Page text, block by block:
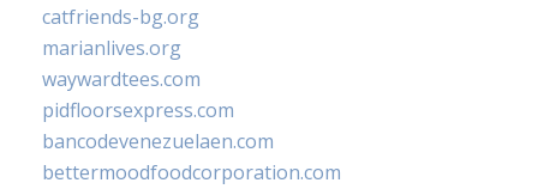
catfriends-bg.org
marianlives.org
waywardtees.com
pidfloorsexpress.com
bancodevenezuelaen.com
bettermoodfoodcorporation.com